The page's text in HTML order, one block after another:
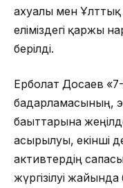
ахуалы мен
еліміздегі қаржы
берілді.
Ерболат Досаев
бағдарламасының,
бағыттарына
асырылуы, екінші
активтердің
жүргізілуі